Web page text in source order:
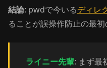
結論: pwdで今いるディレ
ることが誤操作防止の最初
ライニー先輩: まず最